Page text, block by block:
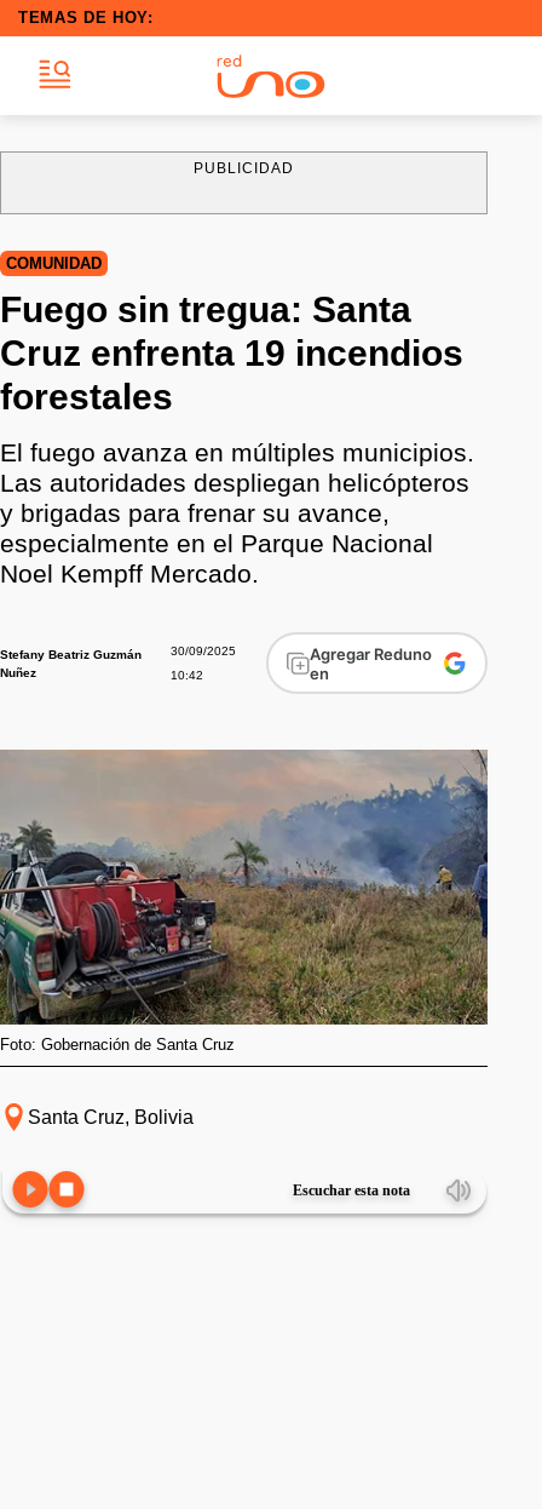
TEMAS DE HOY:
PUBLICIDAD
COMUNIDAD
Fuego sin tregua: Santa
Cruz enfrenta 19 incendios
forestales
El fuego avanza en múltiples municipios.
Las autoridades despliegan helicópteros
y brigadas para frenar su avance,
especialmente en el Parque Nacional
Noel Kempff Mercado.
Stefany Beatriz Guzmán
Nuñez
30/09/2025
10:42
Agregar Reduno
en
Foto: Gobernación de Santa Cruz
Santa Cruz, Bolivia
Escuchar esta nota